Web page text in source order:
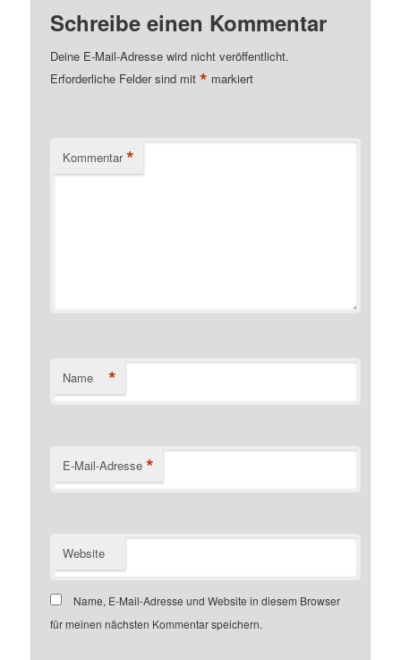
Schreibe einen Kommentar
Deine E-Mail-Adresse wird nicht veröffentlicht.
Erforderliche Felder sind mit* markiert
Kommentar *
Name *
E-Mail-Adresse *
Website
Name, E-Mail-Adresse und Website in diesem Browser
für meinen nächsten Kommentar speichern.